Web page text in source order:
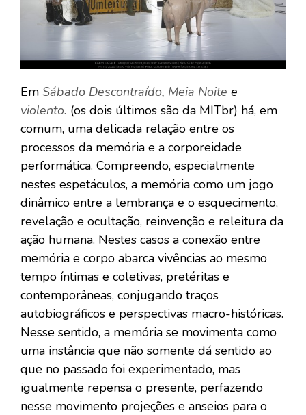
Em Sábado Descontraído, Meia Noite e
violento. (os dois últimos são da MITbr) há, em
comum, uma delicada relação entre os
processos da memória e a corporeidade
performática. Compreendo, especialmente
nestes espetáculos, a memória como um jogo
dinâmico entre a lembrança e o esquecimento,
revelação e ocultação, reinvenção e releitura da
ação humana. Nestes casos a conexão entre
memória e corpo abarca vivências ao mesmo
tempo íntimas e coletivas, pretéritas e
contemporâneas, conjugando traços
autobiográficos e perspectivas macro-históricas.
Nesse sentido, a memória se movimenta como
uma instância que não somente dá sentido ao
que no passado foi experimentado, mas
igualmente repensa o presente, perfazendo
nesse movimento projeções e anseios para o